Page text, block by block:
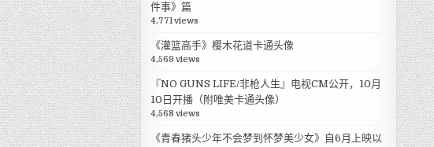
件事》篇
4,771 views
《灌篮高手》樱木花道卡通头像
4,569 views
『NO GUNS LIFE/非枪人生』电视CM公开，10月
10日开播（附唯美卡通头像）
4,568 views
《青春猪头少年不会梦到怀梦美少女》自6月上映以